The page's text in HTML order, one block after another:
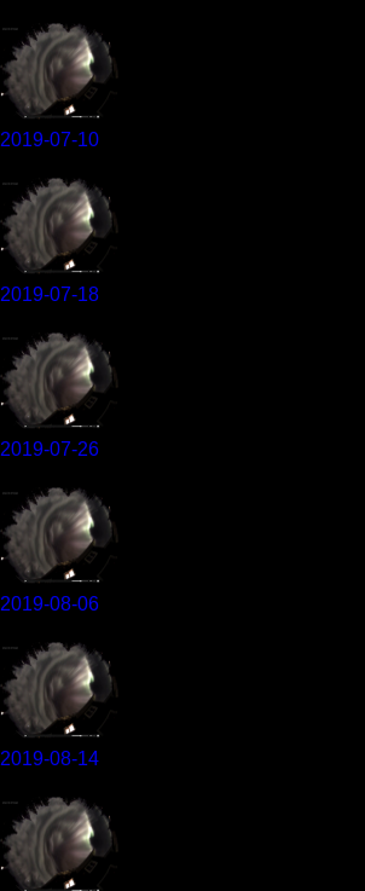
2019-07-10
2019-07-18
2019-07-26
2019-08-06
2019-08-14